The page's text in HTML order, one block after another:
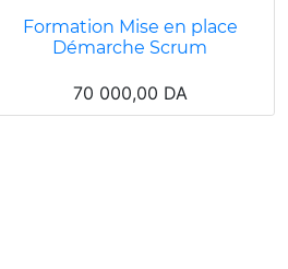
Formation Mise en place
Démarche Scrum
70 000,00 DA